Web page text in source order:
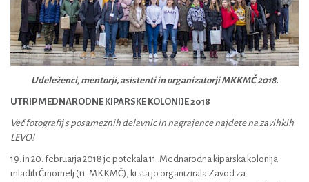
Udeleženci, mentorji, asistenti in organizatorji MKKMČ 2018.
UTRIP MEDNARODNE KIPARSKE KOLONIJE 2018
Več fotografij s posameznih delavnic in nagrajence najdete na zavihkih
LEVO!
19. in 20. februarja 2018 je potekala 11. Mednarodna kiparska kolonija
mladih Črnomelj (11. MKKMČ), ki sta jo organizirala Zavod za